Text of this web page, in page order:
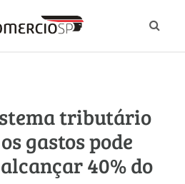
tributário
gastos pode
40% do